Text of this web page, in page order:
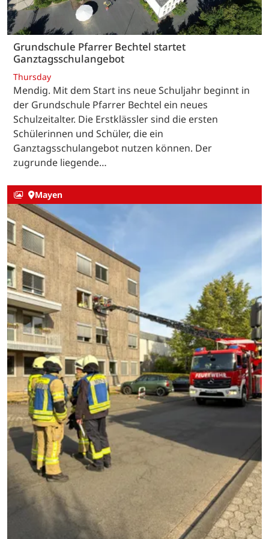
Grundschule Pfarrer Bechtel startet
Ganztagsschulangebot
Thursday
Mendig. Mit dem Start ins neue Schuljahr beginnt in
der Grundschule Pfarrer Bechtel ein neues
Schulzeitalter. Die Erstklässler sind die ersten
Schülerinnen und Schüler, die ein
Ganztagsschulangebot nutzen können. Der
zugrunde liegende…
Mayen